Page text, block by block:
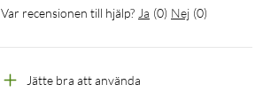
Var recensionen till hjälp? Ja (0) Nej (0)
Jätte bra att använda